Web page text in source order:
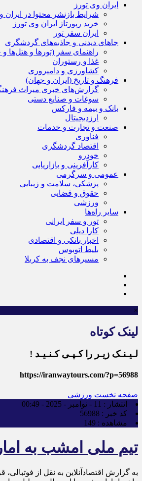
ایران وی تورز
شرایط بازنشر محتوا در ایران
خرید رپورتاژ ایران وی تورز
ایران سفر تور
جاهای دیدنی و جاذبه‌های گردشگری
راهنمای سفر (تورها و
غذا و رستوران
کشاورزی و دامپروری
فرهنگ و تاریخ (ایران و جهان)
گزارش‌های خبری میراث
سوغات و صنایع دستی
بانک و بیمه و فارکس
ارزدیجیتال
صنعت و تجارت و خدمات
فناوری
اقتصاد گردشگری
خودرو
کارآفرینی و بازاریابی
عمومی و سرگرمی
پزشکی، سلامت و زیبایی
حقوق و قضایی
ورزشی
سایر راه‌ها
تور و سفر ایرانی
کارا دیلی
اخبار بانکی و اقتصادی
بلیط اتوبوس
مسیرهای نجف به کربلا
×
لینک کوتاه
لـیـنـک زیـر را کـپـی کـنـیـد !
https://iranwaytours.com/?p=56988
صفحه نخست ورزشی
انتشار : 11 - نوامبر - 2025 - 00:49
کد خبر : 56988
مشاهده : 149
تیم ملی امشب به
به گزارش اقتصادآنلاین به نقل از